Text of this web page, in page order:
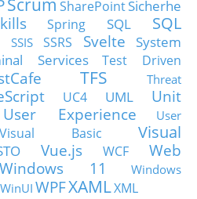
SharePointSicherhe
Spring SQL
SQL
SSIS SSRS Svelte
System
Services
Test Driven
TFS
Threat
UC4 UML
Unit
User Experience
User
Visual Basic
Visual
Vue.js WCF
Web
Windows 11
Windows
WinUI WPFXAMLXML